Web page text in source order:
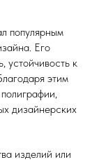
популярным
Его
устойчивость к
этим
дизайнерских
изделий или